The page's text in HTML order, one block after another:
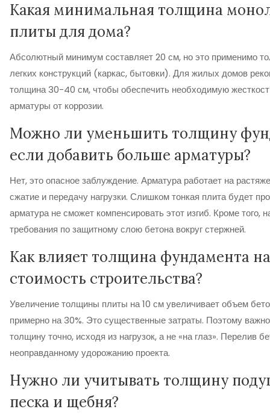
Какая минимальная толщина
плиты для дома?
Абсолютный минимум составляет 20 см, но это применимо
легких конструкций (каркас, бытовки). Для жилых домов
толщина 30-40 см, чтобы обеспечить необходимую
арматуры от коррозии.
Можно ли уменьшить толщину
если добавить больше арматуры?
Нет, это опасное заблуждение. Арматура работает на
сжатие и передачу нагрузки. Слишком тонкая плита будет
арматура не сможет компенсировать этот изгиб. Кроме того,
требования по защитному слою бетона вокруг стержней.
Как влияет толщина фундамента на
стоимость строительства?
Увеличение толщины плиты на 10 см увеличивает объем
примерно на 30%. Это существенные затраты. Поэтому
толщину точно, исходя из нагрузок, а не «на глаз». Перелив
неоправданному удорожанию проекта.
Нужно ли учитывать толщину
песка и щебня?